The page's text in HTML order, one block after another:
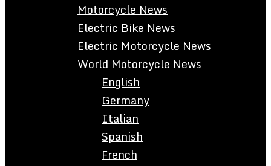
Motorcycle News
Electric Bike News
Electric Motorcycle News
World Motorcycle News
English
Germany
Italian
Spanish
French